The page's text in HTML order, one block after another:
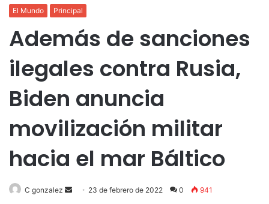
El Mundo Principal
Además de sanciones
ilegales contra Rusia,
Biden anuncia
movilización militar
hacia el mar Báltico
C gonzalez
Send 23 de febrero de 2022 0 941